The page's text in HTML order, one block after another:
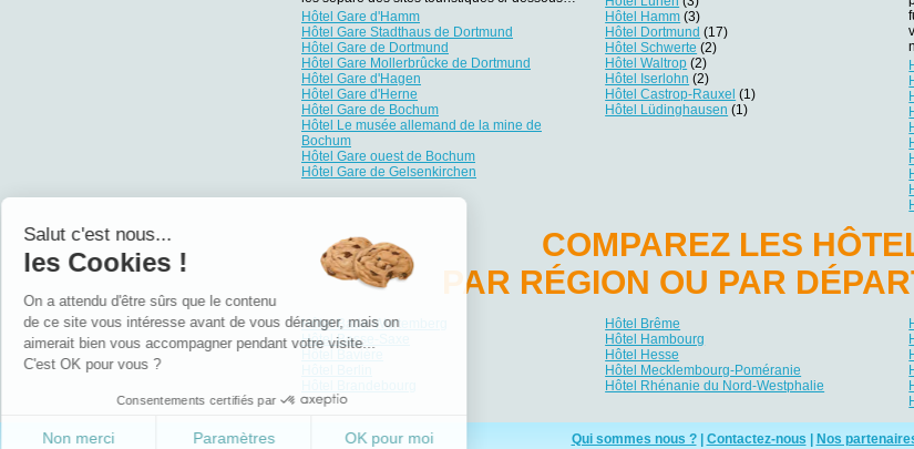
Hôtel Gare d'Hamm
Hôtel Gare Stadthaus de Dortmund
Hôtel Gare de Dortmund
Hôtel Gare Mollerbrûcke de Dortmund
Hôtel Gare d'Hagen
Hôtel Gare d'Herne
Hôtel Gare de Bochum
Hôtel Le musée allemand de la mine de
Bochum
Hôtel Gare ouest de Bochum
Hôtel Gare de Gelsenkirchen
Hôtel Hamm (3)
Hôtel Dortmund (17)
Hôtel Schwerte (2)
Hôtel Waltrop (2)
Hôtel Iserlohn (2)
Hôtel Castrop-Rauxel (1)
Hôtel Lüdinghausen (1)
COMPAREZ LES
PAR RÉGION OU PAR
Hôtel Bade-Wurtemberg
Hôtel Basse-Saxe
Hôtel Brême
Hôtel Hambourg
Hôtel Hesse
Hôtel Mecklembourg-Poméranie
Hôtel Rhénanie du Nord-Westphalie
Qui sommes nous ?| Contactez-nous | Nos
Salut c'est nous...
les Cookies !
On a attendu d'être sûrs que le contenu
de ce site vous intéresse avant de vous déranger, mais on
aimerait bien vous accompagner pendant votre visite...
C'est OK pour vous ?
Consentements certifiés par
Non merci Paramètres OK pour moi